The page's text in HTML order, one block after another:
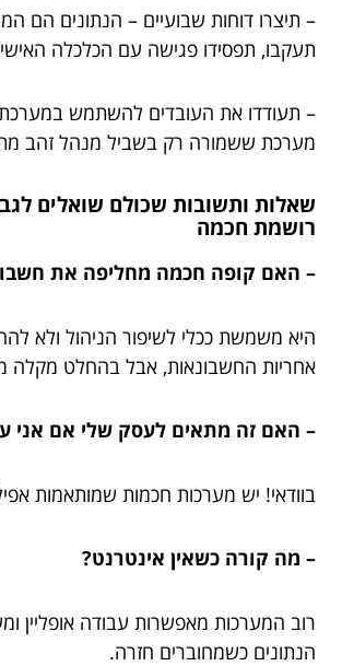
– תיצרו דוחות שבועיים – הנתונים הם
תעקבו, תפסידו פגישה עם הכלכלה
– תעודדו את העובדים להשתמש
מערכת ששמורה רק בשביל מנהל זהב
שאלות ותשובות שכולם שואלים
רושמת חכמה
– האם קופה חכמה מחליפה את
היא משמשת ככלי לשיפור הניהול ולא
אחריות החשבונאות, אבל בהחלט מקלה
– האם זה מתאים לעסק שלי אם אני
בוודאי! יש מערכות חכמות שמותאמות
– מה קורה כשאין אינטרנט?
רוב המערכות מאפשרות עבודה אופליין
הנתונים כשמחוברים חזרה.